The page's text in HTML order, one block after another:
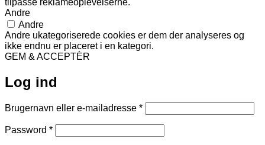
tilpasse reklameoplevelserne.
Andre
Andre
Andre ukategoriserede cookies er dem der analyseres og
ikke endnu er placeret i en kategori.
GEM & ACCEPTÈR
Log ind
Brugernavn eller e-mailadresse *Påkrævet
Password *Påkrævet